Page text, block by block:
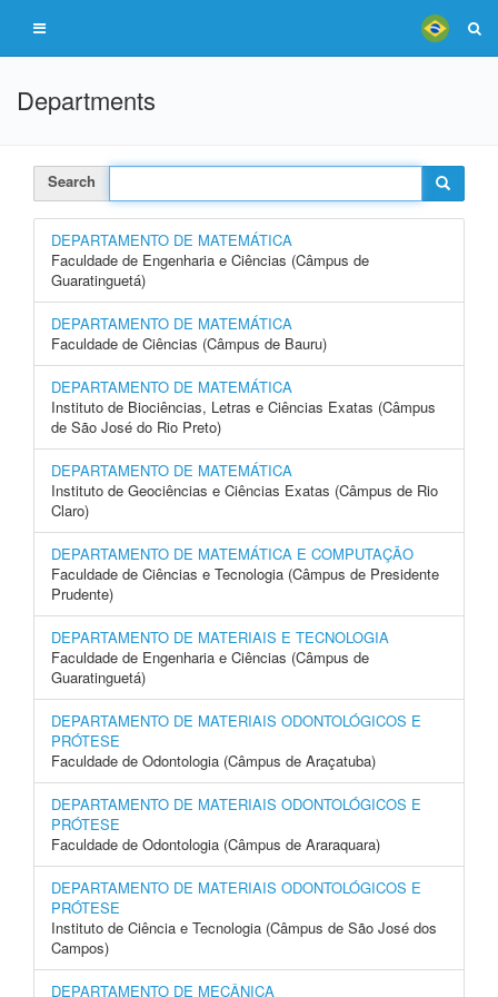
Departments
Search
DEPARTAMENTO DE MATEMÁTICA
Faculdade de Engenharia e Ciências (Câmpus de
Guaratinguetá)
DEPARTAMENTO DE MATEMÁTICA
Faculdade de Ciências (Câmpus de Bauru)
DEPARTAMENTO DE MATEMÁTICA
Instituto de Biociências, Letras e Ciências Exatas (Câmpus
de São José do Rio Preto)
DEPARTAMENTO DE MATEMÁTICA
Instituto de Geociências e Ciências Exatas (Câmpus de Rio
Claro)
DEPARTAMENTO DE MATEMÁTICA E COMPUTAÇÃO
Faculdade de Ciências e Tecnologia (Câmpus de Presidente
Prudente)
DEPARTAMENTO DE MATERIAIS E TECNOLOGIA
Faculdade de Engenharia e Ciências (Câmpus de
Guaratinguetá)
DEPARTAMENTO DE MATERIAIS ODONTOLÓGICOS E
PRÓTESE
Faculdade de Odontologia (Câmpus de Araçatuba)
DEPARTAMENTO DE MATERIAIS ODONTOLÓGICOS E
PRÓTESE
Faculdade de Odontologia (Câmpus de Araraquara)
DEPARTAMENTO DE MATERIAIS ODONTOLÓGICOS E
PRÓTESE
Instituto de Ciência e Tecnologia (Câmpus de São José dos
Campos)
DEPARTAMENTO DE MECÂNICA